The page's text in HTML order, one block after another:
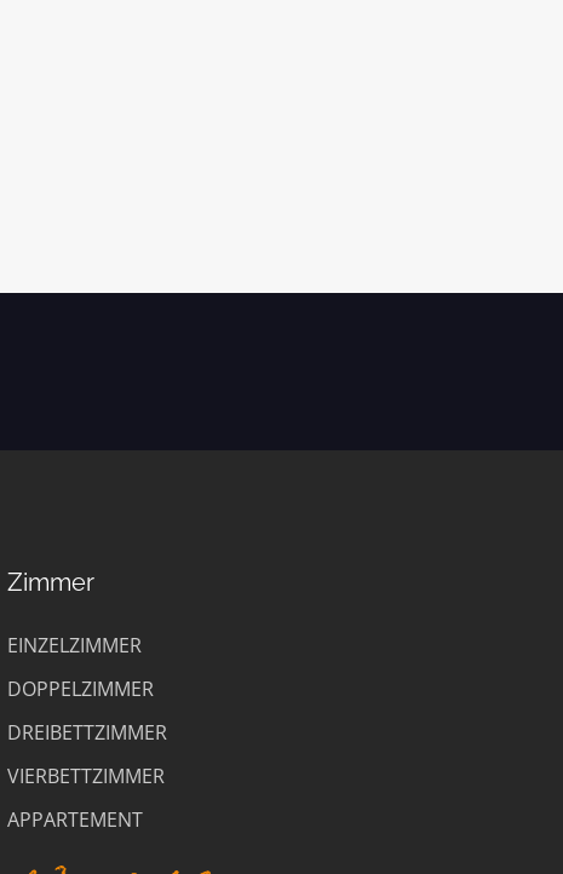
Zimmer
EINZELZIMMER
DOPPELZIMMER
DREIBETTZIMMER
VIERBETTZIMMER
APPARTEMENT